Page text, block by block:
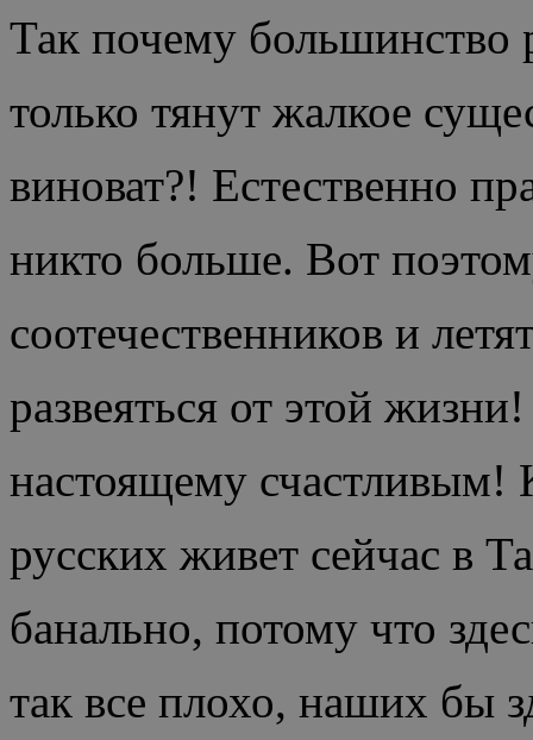
Так почему большинство
только тянут жалкое
виноват?! Естественно
никто больше. Вот
соотечественников и
развеяться от этой
настоящему счастливым!
русских живет сейчас в
банально, потому что
так все плохо, наших бы